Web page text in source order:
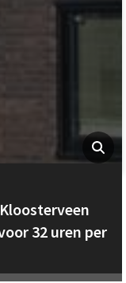
32 uren per